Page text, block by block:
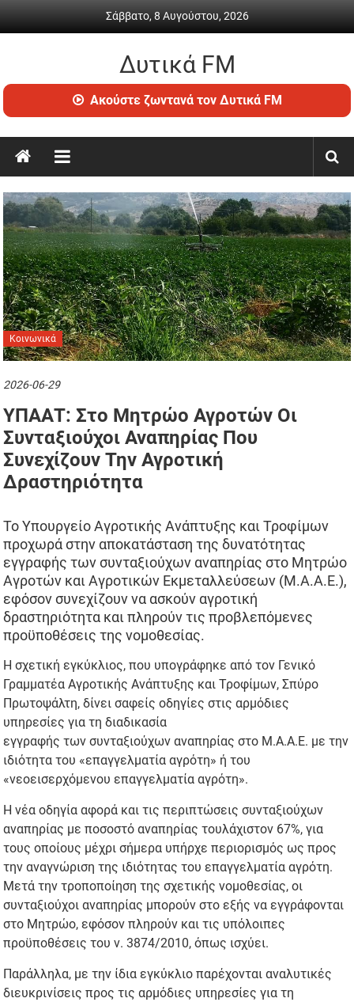
Σάββατο, 8 Αυγούστου, 2026
Δυτικά FM
Ραδιόφωνο
•
ενημέρωση
Ακούστε ζωντανά τον Δυτικά FM
Κοινωνικά
2026-06-29
ΥΠΑΑΤ: Στο Μητρώο Αγροτών Οι
Συνταξιούχοι Αναπηρίας Που
Συνεχίζουν Την Αγροτική
Δραστηριότητα
Το Υπουργείο Αγροτικής Ανάπτυξης και Τροφίμων
προχωρά στην αποκατάσταση της δυνατότητας
εγγραφής των συνταξιούχων αναπηρίας στο Μητρώο
Αγροτών και Αγροτικών Εκμεταλλεύσεων (Μ.Α.Α.Ε.),
εφόσον συνεχίζουν να ασκούν αγροτική
δραστηριότητα και πληρούν τις προβλεπόμενες
προϋποθέσεις της νομοθεσίας.
Η σχετική εγκύκλιος, που υπογράφηκε από τον Γενικό
Γραμματέα Αγροτικής Ανάπτυξης και Τροφίμων, Σπύρο
Πρωτοψάλτη, δίνει σαφείς οδηγίες στις αρμόδιες
υπηρεσίες για τη διαδικασία
εγγραφής των συνταξιούχων αναπηρίας στο Μ.Α.Α.Ε. με την
ιδιότητα του «επαγγελματία αγρότη» ή του
«νεοεισερχόμενου επαγγελματία αγρότη».
Η νέα οδηγία αφορά και τις περιπτώσεις συνταξιούχων
αναπηρίας με ποσοστό αναπηρίας τουλάχιστον 67%, για
τους οποίους μέχρι σήμερα υπήρχε περιορισμός ως προς
την αναγνώριση της ιδιότητας του επαγγελματία αγρότη.
Μετά την τροποποίηση της σχετικής νομοθεσίας, οι
συνταξιούχοι αναπηρίας μπορούν στο εξής να εγγράφονται
στο Μητρώο, εφόσον πληρούν και τις υπόλοιπες
προϋποθέσεις του ν. 3874/2010, όπως ισχύει.
Παράλληλα, με την ίδια εγκύκλιο παρέχονται αναλυτικές
διευκρινίσεις προς τις αρμόδιες υπηρεσίες για τη